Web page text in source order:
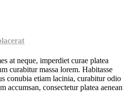
at neque, imperdiet curae platea
curabitur massa lorem. Habitasse
conubia etiam lacinia, curabitur odio
accumsan, consectetur platea aenean